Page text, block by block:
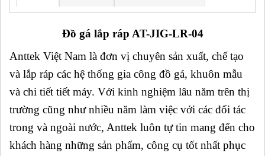
Đồ gá lắp ráp AT-JIG-LR-04
Anttek Việt Nam là đơn vị chuyên sản xuất, chế tạo
và lắp ráp các hệ thống gia công đồ gá, khuôn mẫu
và chi tiết tiết máy. Với kinh nghiệm lâu năm trên thị
trường cũng như nhiều năm làm việc với các đối tác
trong và ngoài nước, Anttek luôn tự tin mang đến cho
khách hàng những sản phẩm, công cụ tốt nhất phục